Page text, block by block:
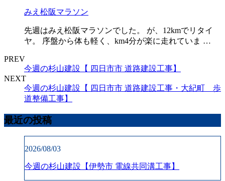
みえ松阪マラソン
先週はみえ松阪マラソンでした。 が、12kmでリタイ
ヤ。 序盤から体も軽く、km4分が楽に走れていま …
PREV
今週の杉山建設【 四日市市 道路建設工事】
NEXT
今週の杉山建設【 四日市市 道路建設工事・大紀町 歩
道整備工事】
最近の投稿
2026/08/03
今週の杉山建設【伊勢市 電線共同溝工事】